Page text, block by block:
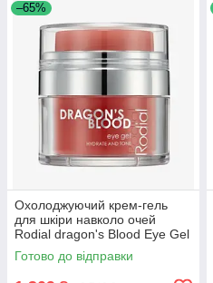
–65%
Охолоджуючий крем-гель
для шкіри навколо очей
Rodial dragon's Blood Eye Gel
15 мл
Готово до відправки